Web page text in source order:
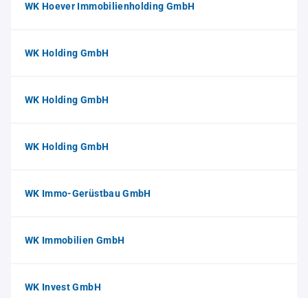
WK Hoever Immobilienholding GmbH
WK Holding GmbH
WK Holding GmbH
WK Holding GmbH
WK Immo-Gerüstbau GmbH
WK Immobilien GmbH
WK Invest GmbH